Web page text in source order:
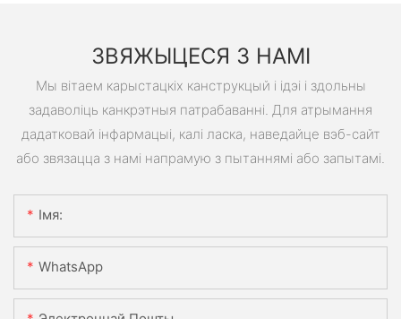
ЗВЯЖЫЦЕСЯ З НАМІ
Мы вітаем карыстацкіх канструкцый і ідэі і здольны
задаволіць канкрэтныя патрабаванні. Для атрымання
дадатковай інфармацыі, калі ласка, наведайце вэб-сайт
або звязацца з намі напрамую з пытаннямі або запытамі.
Імя:
WhatsApp